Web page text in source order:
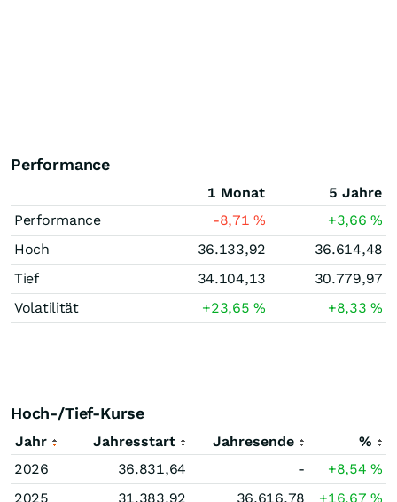
Performance
1 Monat
5 Jahre
Performance
-8,71% +3,66%
Hoch
36.133,92
36.614,48
Tief
34.104,13
30.779,97
Volatilität
+23,65% +8,33%
Hoch-/Tief-Kurse
Jahr Jahresstart Jahresende
%
2026
36.831,64 - +8,54%
2025
31.383,92 36.616,78 +16,67%